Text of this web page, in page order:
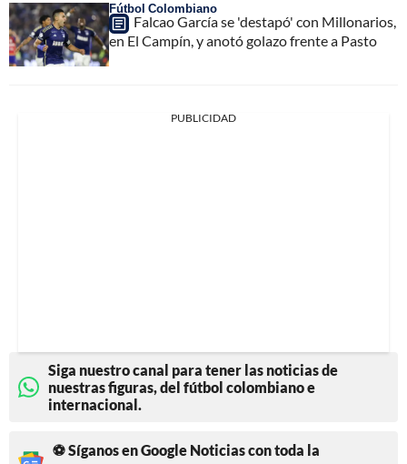
Fútbol Colombiano
Falcao García se 'destapó' con Millonarios,
en El Campín, y anotó golazo frente a Pasto
PUBLICIDAD
Siga nuestro canal para tener las noticias de
nuestras figuras, del fútbol colombiano e
internacional.
⚽ Síganos en Google Noticias con toda la